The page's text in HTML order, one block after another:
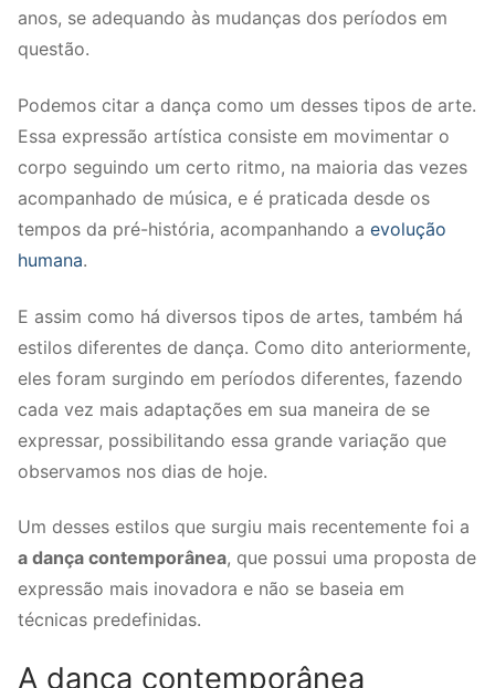
anos, se adequando às mudanças dos períodos em
questão.
Podemos citar a dança como um desses tipos de arte.
Essa expressão artística consiste em movimentar o
corpo seguindo um certo ritmo, na maioria das vezes
acompanhado de música, e é praticada desde os
tempos da pré-história, acompanhando a evolução
humana.
E assim como há diversos tipos de artes, também há
estilos diferentes de dança. Como dito anteriormente,
eles foram surgindo em períodos diferentes, fazendo
cada vez mais adaptações em sua maneira de se
expressar, possibilitando essa grande variação que
observamos nos dias de hoje.
Um desses estilos que surgiu mais recentemente foi a
a dança contemporânea, que possui uma proposta de
expressão mais inovadora e não se baseia em
técnicas predefinidas.
A dança contemporânea